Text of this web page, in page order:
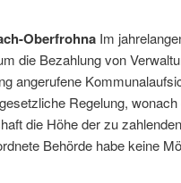
Oberfrohna Im
die Bezahlung von
angerufene
Regelung,
die Höhe der zu
Behörde habe keine